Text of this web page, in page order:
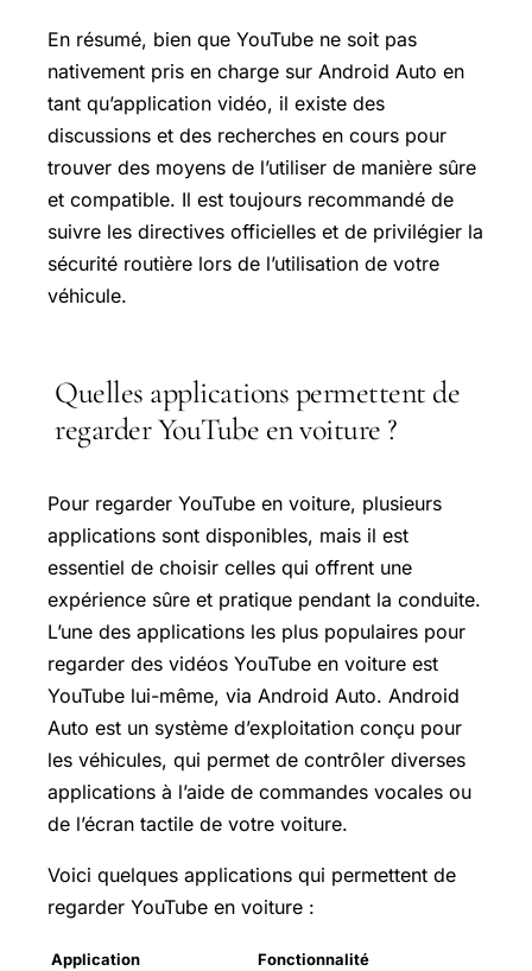
En résumé, bien que YouTube ne soit pas
nativement pris en charge sur Android Auto en
tant qu’application vidéo, il existe des
discussions et des recherches en cours pour
trouver des moyens de l’utiliser de manière sûre
et compatible. Il est toujours recommandé de
suivre les directives officielles et de privilégier la
sécurité routière lors de l’utilisation de votre
véhicule.
Quelles applications permettent de
regarder YouTube en voiture ?
Pour regarder YouTube en voiture, plusieurs
applications sont disponibles, mais il est
essentiel de choisir celles qui offrent une
expérience sûre et pratique pendant la conduite.
L’une des applications les plus populaires pour
regarder des vidéos YouTube en voiture est
YouTube lui-même, via Android Auto. Android
Auto est un système d’exploitation conçu pour
les véhicules, qui permet de contrôler diverses
applications à l’aide de commandes vocales ou
de l’écran tactile de votre voiture.
Voici quelques applications qui permettent de
regarder YouTube en voiture :
Application
Fonctionnalité